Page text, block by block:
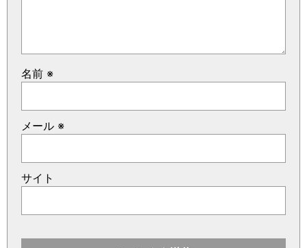
名前 ※
メール ※
サイト